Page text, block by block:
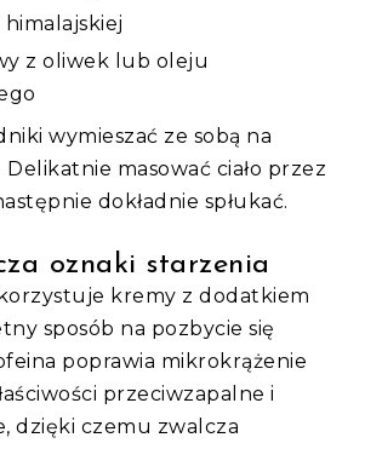
himalajskiej
z oliwek lub oleju
wymieszać ze sobą na
masować ciało przez
dokładnie spłukać.
oznaki starzenia
kremy z dodatkiem
sposób na pozbycie się
poprawia mikrokrążenie
przeciwzapalne i
dzięki czemu zwalcza